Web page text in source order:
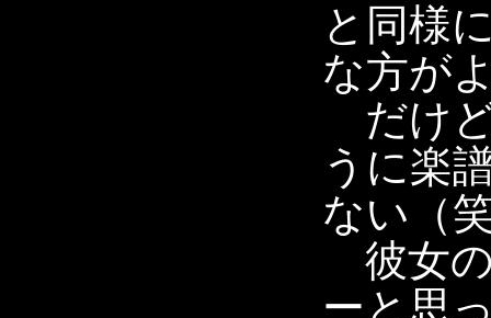
と同様
な方が
だけ
うに楽
ない（
彼女
ーと思